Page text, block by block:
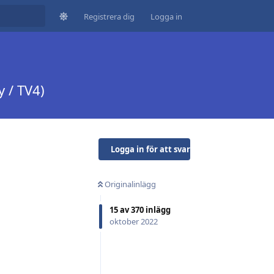
Registrera dig Logga in
/ TV4)
Logga in för att svara
Originalinlägg
15av370 inlägg
oktober 2022